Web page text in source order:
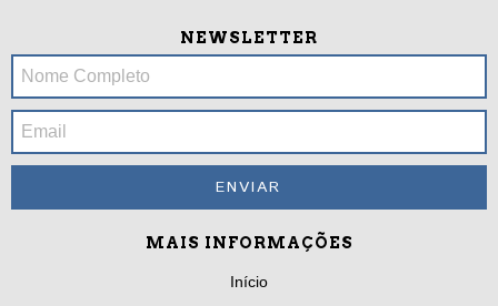
NEWSLETTER
MAIS INFORMAÇÕES
Início